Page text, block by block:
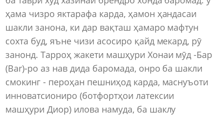
ҳама чизро яктарафа карда, ҳамон ҳандасаи
шакли занона, ки дар вақташ ҳамаро мафтун
сохта буд, яъне чизи асосиро қайд мекард, рӯ
занонд. Тарроҳ жакети машҳури Хонаи мӯд -Бар
(Bar)-ро аз нав дида баромада, онро ба шакли
смокинг - пероҳан пешниҳод карда, маснуъоти
инноватсиониро (ботфортҳои латексии
машҳури Диор) илова намуда, ба шаклу